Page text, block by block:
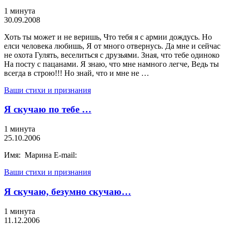
1 минута
30.09.2008
Хоть ты может и не веришь, Что тебя я с армии дождусь. Но
елси человека любишь, Я от много отвернусь. Да мне и сейчас
не охота Гулять, веселиться с друзьями. Зная, что тебе одиноко
На посту с пацанами. Я знаю, что мне намного легче, Ведь ты
всегда в строю!!! Но знай, что и мне не …
Ваши стихи и признания
Я скучаю по тебе …
1 минута
25.10.2006
Имя: Марина E-mail:
Ваши стихи и признания
Я скучаю, безумно скучаю…
1 минута
11.12.2006